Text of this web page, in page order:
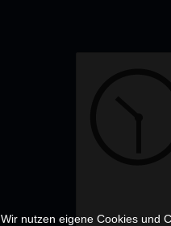
Wir nutzen eigene Cookies und